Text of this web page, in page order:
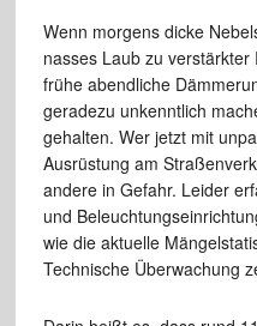
Wenn morgens dicke
nasses Laub zu
frühe abendliche
geradezu unkenntlich
gehalten. Wer jetzt mit
Ausrüstung am
andere in Gefahr. Leider
und
wie die aktuelle
Technische Überwachung